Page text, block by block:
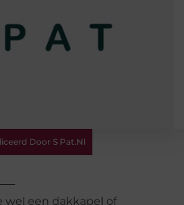
Door S Pat.nl
wel een dakkapel of